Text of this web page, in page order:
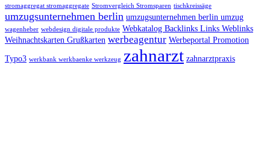
stromaggregat stromaggregate Stromvergleich Stromsparen tischkreissäge
umzugsunternehmen berlin umzugsunternehmen berlin umzug
wagenheber webdesign digitale produkte Webkatalog Backlinks Links Weblinks
Weihnachtskarten Grußkarten werbeagentur Werbeportal Promotion
Typo3 werkbank werkbaenke werkzeug zahnarzt zahnarztpraxis